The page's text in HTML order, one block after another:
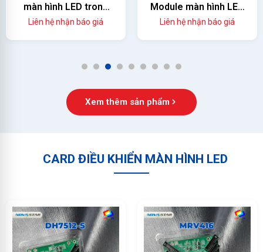
màn hình LED trong
nhà
Liên hệ nhận báo giá
Module màn hình LED
ngoài trời
Liên hệ nhận báo giá
1 2 3 4 5 6 7 8 9
Xem thêm sản phẩm
CARD ĐIỀU KHIỂN MÀN HÌNH LED